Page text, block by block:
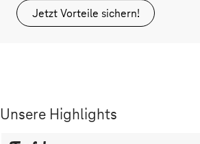
Jetzt Vorteile sichern!
Unsere Highlights